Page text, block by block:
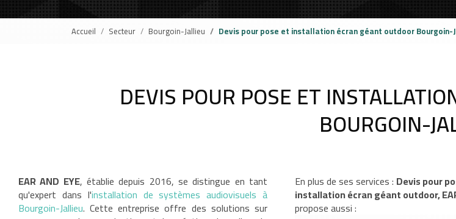
Accueil Secteur Bourgoin-Jallieu Devis pour pose et installation écran géant outdoor Bourgoin-
DEVIS POUR POSE ET
BOURGOIN-
EAR AND EYE, établie depuis 2016, se distingue en tant
qu'expert dans l'installation de systèmes audiovisuels à
Bourgoin-Jallieu. Cette entreprise offre des solutions sur
En plus de ses services : Devis pour
installation écran géant outdoor,
propose aussi :